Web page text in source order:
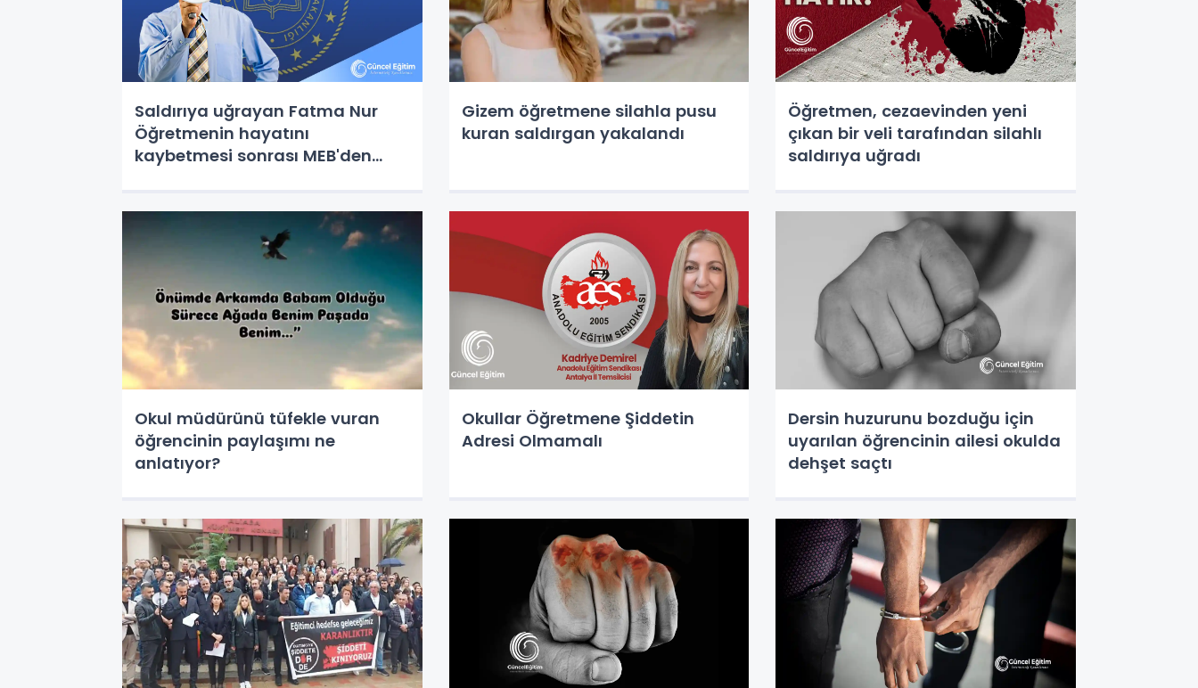
Saldırıya uğrayan Fatma Nur
Öğretmenin hayatını
kaybetmesi sonrası MEB'den
Gizem öğretmene silahla pusu
kuran saldırgan yakalandı
Öğretmen, cezaevinden yeni
çıkan bir veli tarafından silahlı
saldırıya uğradı
Okul müdürünü tüfekle vuran
öğrencinin paylaşımı ne
anlatıyor?
Okullar Öğretmene Şiddetin
Adresi Olmamalı
Dersin huzurunu bozduğu için
uyarılan öğrencinin ailesi okulda
dehşet saçtı